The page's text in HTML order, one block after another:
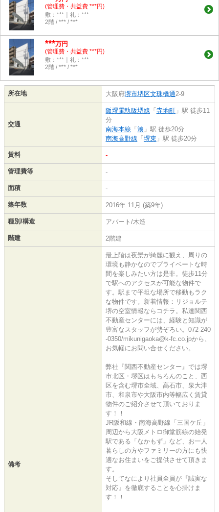
(管理費・共益費 ***円)
敷：***｜礼：***
2階 / *** / ***
***万円
(管理費・共益費 ***円)
敷：***｜礼：***
2階 / *** / ***
所在地 大阪府堺市堺区文珠橋通2-9
交通
阪堺電軌阪堺線 「 寺地町 」駅 徒歩11
分
南海本線 「 湊 」駅 徒歩20分
南海高野線 「 堺東 」駅 徒歩20分
賃料 -
管理費等 -
面積 -
築年数 2016年 11月 (築9年)
種別/構造 アパート/木造
階建 2階建
備考
最上階は夜景が綺麗に観え、周りの
環境も静かなのでプライベートな時
間を楽しみたい方は是非。徒歩11分
で駅へのアクセスが可能な物件で
す。駅まで平坦な場所で移動もラク
な物件です。新着情報：リジョルテ
堺の空室情報ならコチラ。私達関西
不動産センターには、経験と知識が
豊富なスタッフが勢ぞろい。072-240
-0350/mikunigaoka@k-fc.co.jpから、
お気軽にお問い合せください。
弊社『関西不動産センター』では堺
市北区・堺区はもちろんのこと、西
区を含む堺市全域、高石市、泉大津
市、和泉市や大阪市内等幅広く賃貸
物件のご紹介させて頂いておりま
す！！
JR阪和線・南海高野線「三国ケ丘」
周辺から大阪メトロ御堂筋線の始発
駅である「なかもず」など、お一人
暮らしの方やファミリーの方にも快
適なお住まいをご提供させて頂きま
す。
そしてなにより社員全員が『誠実な
対応』を徹底することを心掛けま
す！！